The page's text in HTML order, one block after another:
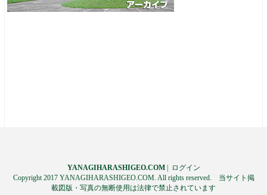
YANAGIHARASHIGEO.COM|
ログイン
Copyright 2017 YANAGIHARASHIGEO.COM. All rights reserved. 当サイト掲
載図版・写真の無断使用は法律で禁止されています